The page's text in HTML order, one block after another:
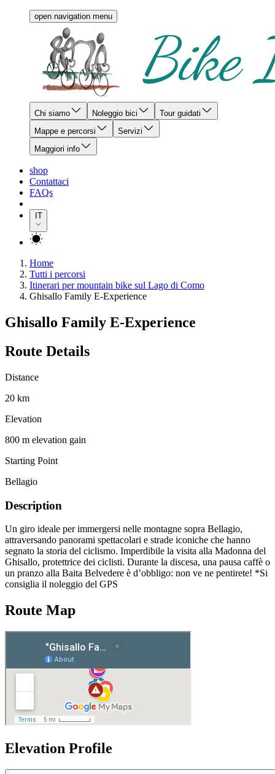
open navigation menu
Chi siamo Noleggio bici
Tour guidati
Mappe e percorsi
Servizi
Maggiori info
shop
Contattaci
FAQs
IT
Home
Tutti i percorsi
Itinerari per mountain bike sul Lago di Como
Ghisallo Family E-Experience
Ghisallo Family E-Experience
Route Details
Distance
20 km
Elevation
800 m elevation gain
Starting Point
Bellagio
Description
Un giro ideale per immergersi nelle montagne sopra Bellagio,
attraversando panorami spettacolari e strade iconiche che hanno
segnato la storia del ciclismo. Imperdibile la visita alla Madonna del
Ghisallo, protettrice dei ciclisti. Durante la discesa, una pausa caffè o
un pranzo alla Baita Belvedere è d’obbligo: non ve ne pentirete! *Si
consiglia il noleggio del GPS
Route Map
Elevation Profile